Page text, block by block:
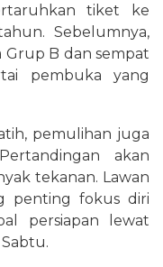
tiket ke
Sebelumnya,
B dan sempat
pembuka yang
pemulihan juga
akan
tekanan. Lawan
penting fokus diri
persiapan lewat